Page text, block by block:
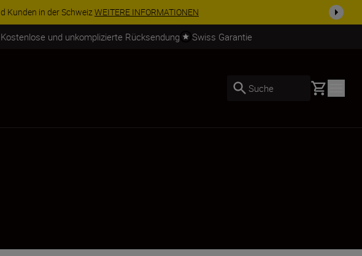
ZUBEHÖR IM ANGEBOT | Sparen Sie 15 % auf ausgewähltes Zubehör und
Kostenlose und unkomplizierte Rücksendung Swiss Garantie
Suche Basket